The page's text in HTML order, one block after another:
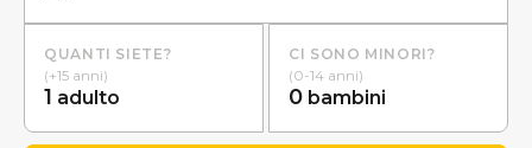
QUANTI SIETE?
(+15 anni)
1 adulto
CI SONO MINORI?
(0-14 anni)
0 bambini